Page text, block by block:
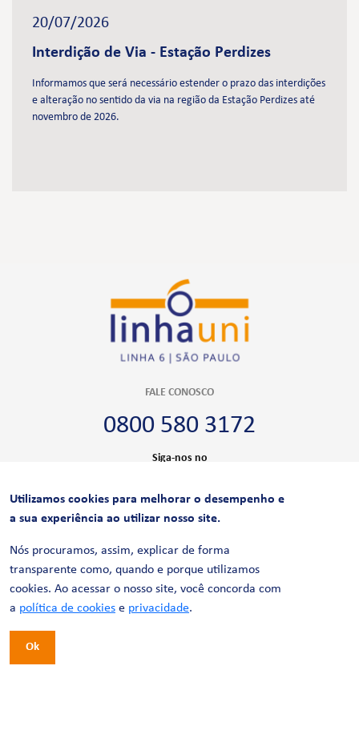
20/07/2026
Interdição de Via - Estação Perdizes
Informamos que será necessário estender o prazo das interdições
e alteração no sentido da via na região da Estação Perdizes até
novembro de 2026.
FALE CONOSCO
0800 580 3172
Siga-nos no
CERTIFICAÇÕES
Utilizamos cookies para melhorar o desempenho e
a sua experiência ao utilizar nosso site.
Nós procuramos, assim, explicar de forma
transparente como, quando e porque utilizamos
cookies. Ao acessar o nosso site, você concorda com
a política de cookies e privacidade.
Ok